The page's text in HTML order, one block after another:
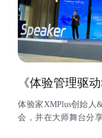
《体验管理驱
体验家XMPlus创始人
会，并在大师舞台分